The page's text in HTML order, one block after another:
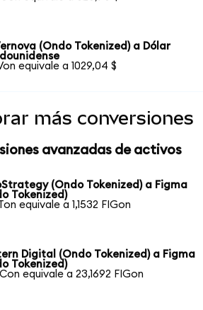
(Ondo Tokenized) a Dólar
equivale a 1029,04 $
más conversiones
avanzadas de activos
(Ondo Tokenized) a Figma
Tokenized)
equivale a 1,1532 FIGon
Digital (Ondo Tokenized) a Figma
Tokenized)
equivale a 23,1692 FIGon